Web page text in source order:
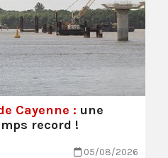
Cayenne : une
record !
05/08/2026